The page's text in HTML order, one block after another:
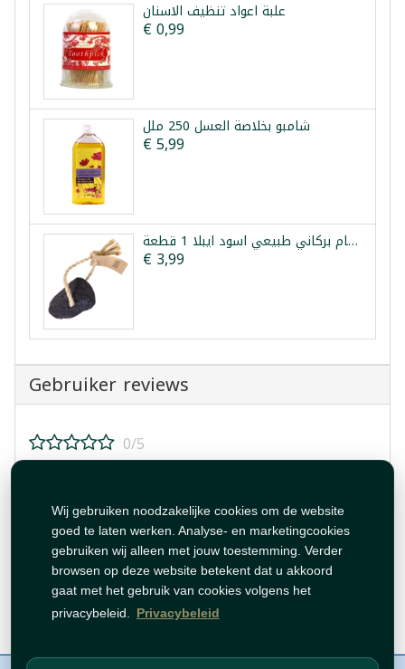
Wij gebruiken noodzakelijke cookies om de website
goed te laten werken. Analyse- en marketingcookies
gebruiken wij alleen met jouw toestemming. Verder
browsen op deze website betekent dat u akkoord
gaat met het gebruik van cookies volgens het
privacybeleid. Privacybeleid
علبة اعواد تنظيف الاسنان
€ 0,99
شامبو بخلاصة العسل 250 ملل
€ 5,99
حجر حمام بركاني طبيعي اسود ايبلا 1 قطعة
€ 3,99
Gebruiker reviews
0/5
Beoordeling plaatsen